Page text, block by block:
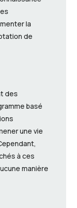
la
de
des
basé
une vie
à ces
manière